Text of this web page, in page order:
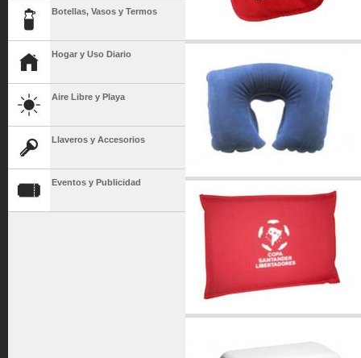
Botellas, Vasos y Termos
Hogar y Uso Diario
Aire Libre y Playa
Llaveros y Accesorios
Eventos y Publicidad